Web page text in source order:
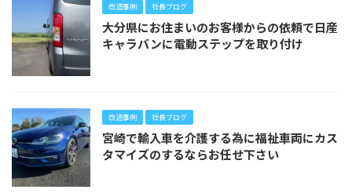
改造事例 社長ブログ
大分県にお住まいのお客様からの依頼で日産
キャラバンに電動ステップを取り付け
改造事例 社長ブログ
宮崎で輸入車を介護する為に福祉車両にカス
タマイズのするならお任せ下さい